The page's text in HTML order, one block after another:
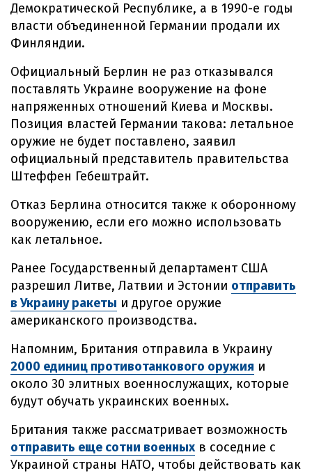
Демократической Республике, а в 1990-е годы
власти объединенной Германии продали их
Финляндии.
Официальный Берлин не раз отказывался
поставлять Украине вооружение на фоне
напряженных отношений Киева и Москвы.
Позиция властей Германии такова: летальное
оружие не будет поставлено, заявил
официальный представитель правительства
Штеффен Гебештрайт.
Отказ Берлина относится также к оборонному
вооружению, если его можно использовать
как летальное.
Ранее Государственный департамент США
разрешил Литве, Латвии и Эстонии отправить
в Украину ракеты и другое оружие
американского производства.
Напомним, Британия отправила в Украину
2000 единиц противотанкового оружия и
около 30 элитных военнослужащих, которые
будут обучать украинских военных.
Британия также рассматривает возможность
отправить еще сотни военныхв соседние с
Украиной страны НАТО, чтобы действовать как